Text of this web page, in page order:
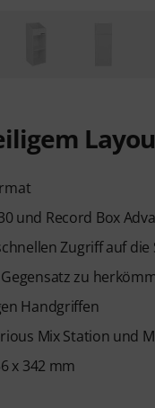
und Record Box
Zugriff auf die
zu
Handgriffen
Mix Station und
x 342 mm